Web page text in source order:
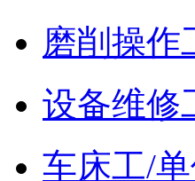
磨削操作
设备维修
车床工/